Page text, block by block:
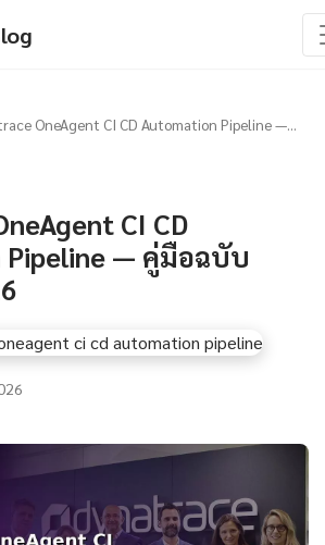
OneAgent CI CD Automation Pipeline —...
CI CD
Pipeline — คู่มือฉบับ